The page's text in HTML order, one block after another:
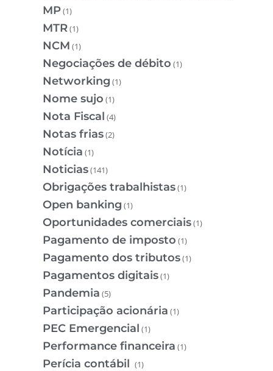
MP(1)
MTR(1)
NCM (1)
Negociações de débito (1)
Networking (1)
Nome sujo (1)
Nota Fiscal (4)
Notas frias(2)
Notícia (1)
Noticias(141)
Obrigações trabalhistas(1)
Open banking (1)
Oportunidades comerciais(1)
Pagamento de imposto (1)
Pagamento dos tributos(1)
Pagamentos digitais(1)
Pandemia (5)
Participação acionária (1)
PEC Emergencial (1)
Performance financeira (1)
Perícia contábil (1)